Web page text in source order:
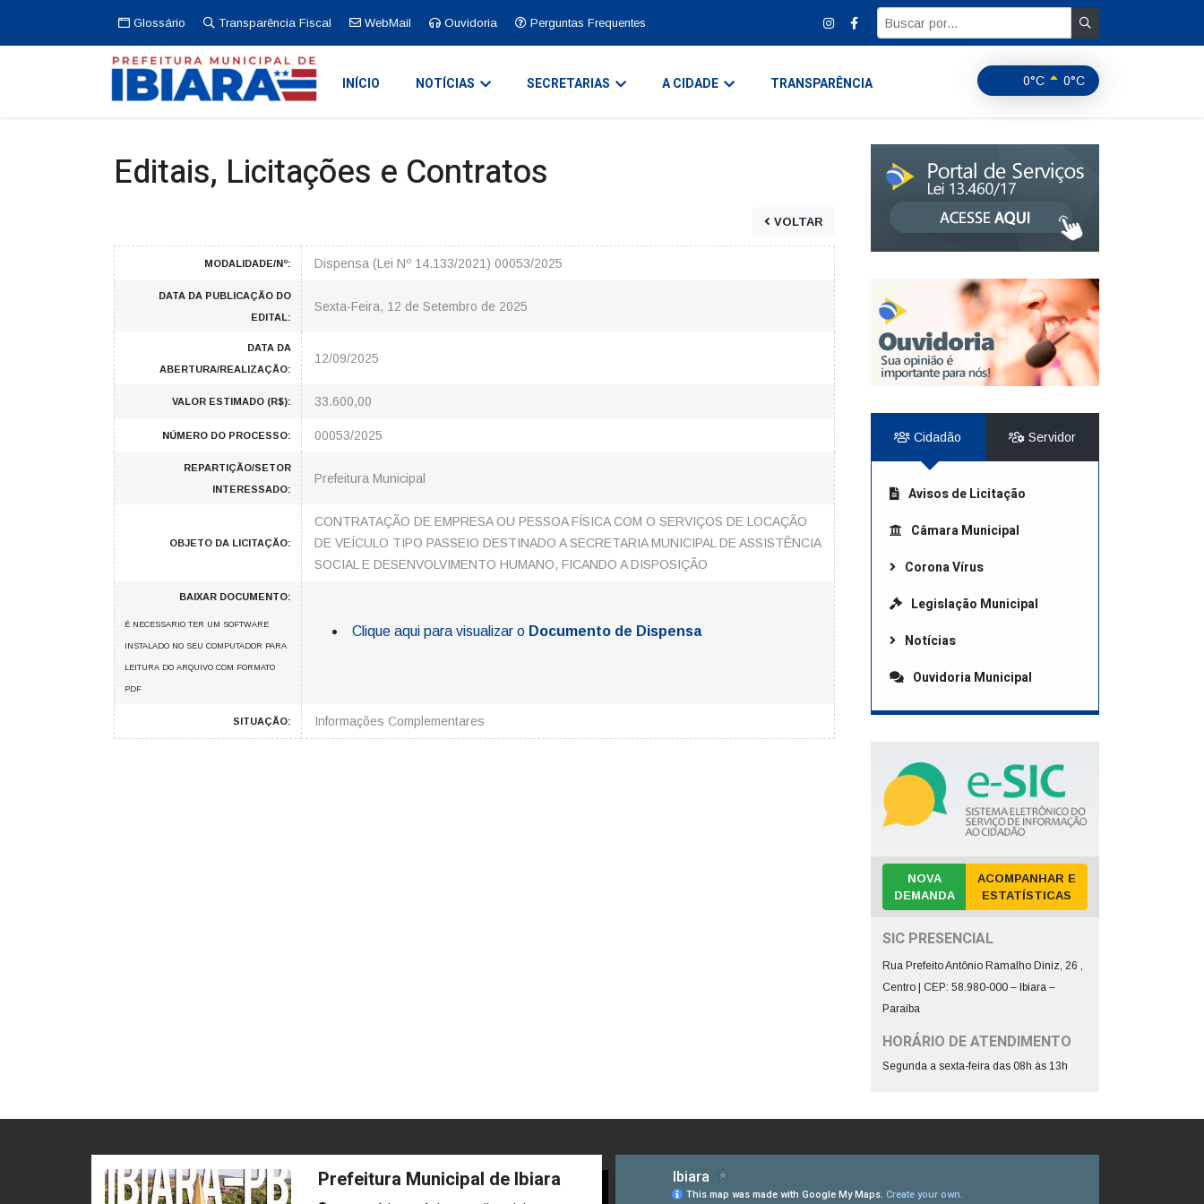
Glossário Transparência Fiscal WebMail Ouvidoria Perguntas Frequentes
0°C 0°C
INÍCIO NOTÍCIAS SECRETARIAS A CIDADE TRANSPARÊNCIA
Editais, Licitações e Contratos
VOLTAR
MODALIDADE/Nº: Dispensa (Lei Nº 14.133/2021) 00053/2025
DATA DA PUBLICAÇÃO DO
EDITAL:
Sexta-Feira, 12 de Setembro de 2025
DATA DA
ABERTURA/REALIZAÇÃO:
12/09/2025
VALOR ESTIMADO (R$): 33.600,00
NÚMERO DO PROCESSO: 00053/2025
REPARTIÇÃO/SETOR
INTERESSADO:
Prefeitura Municipal
OBJETO DA LICITAÇÃO:
CONTRATAÇÃO DE EMPRESA OU PESSOA FÍSICA COM O SERVIÇOS DE LOCAÇÃO
DE VEÍCULO TIPO PASSEIO DESTINADO A SECRETARIA MUNICIPAL DE ASSISTÊNCIA
SOCIAL E DESENVOLVIMENTO HUMANO, FICANDO A DISPOSIÇÃO
BAIXAR DOCUMENTO:
É NECESSARIO TER UM SOFTWARE
INSTALADO NO SEU COMPUTADOR PARA
LEITURA DO ARQUIVO COM FORMATO
PDF
Clique aqui para visualizar o Documento de Dispensa
SITUAÇÃO: Informações Complementares
Cidadão Servidor
Avisos de Licitação
Câmara Municipal
Corona Vírus
Legislação Municipal
Notícias
Ouvidoria Municipal
NOVA
DEMANDA
ACOMPANHAR E
ESTATÍSTICAS
SIC PRESENCIAL
Rua Prefeito Antônio Ramalho Diniz, 26 ,
Centro | CEP: 58.980-000 – Ibiara –
Paraíba
HORÁRIO DE ATENDIMENTO
Segunda a sexta-feira das 08h às 13h
Prefeitura Municipal de Ibiara